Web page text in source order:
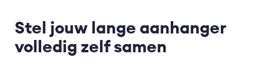
Stel jouw lange aanhanger
volledig zelf samen